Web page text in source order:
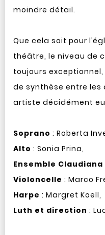
moindre détail.
Que cela soit pour
théâtre, le niveau de
toujours
de synthèse entre
artiste décidément
Soprano : Roberta
Alto : Sonia Prina,
Ensemble Claudiana
Violoncelle : Marco
Harpe : Margret Koell,
Luth et direction :